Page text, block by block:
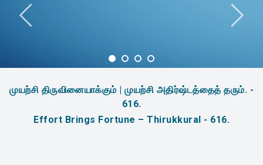
முயற்சி திருவினையாக்கும் | முயற்சி அதிர்ஷ்டத்தைத் தரும். -
616.
Effort Brings Fortune – Thirukkural - 616.